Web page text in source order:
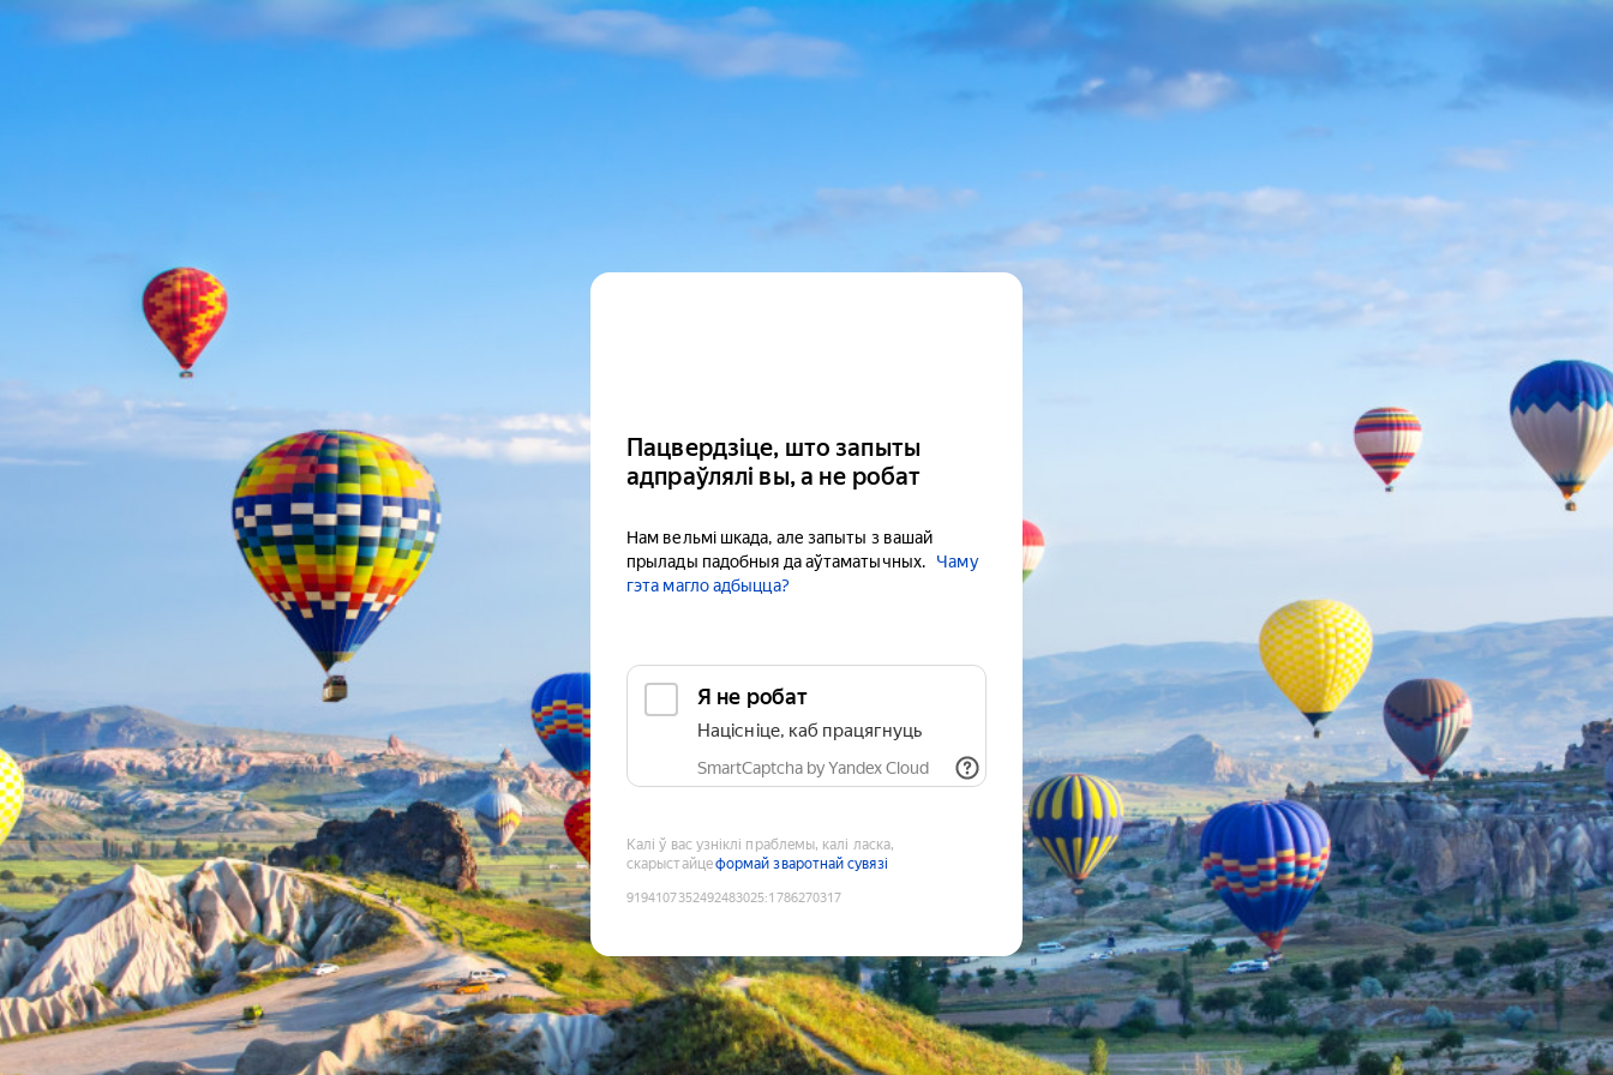
Пацвердзіце, што запыты
адпраўлялі вы, а не робат
Нам вельмі шкада, але запыты з вашай
прылады падобныя да аўтаматычных.
Чаму
гэта магло адбыцца?
Я не робат
Націсніце, каб працягнуць
SmartCaptcha by Yandex Cloud
Калі ў вас узніклі праблемы, калі ласка,
скарыстайцеформай зваротнай сувязі
9194107352492483025:1786270317